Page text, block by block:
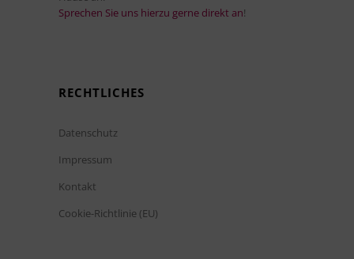
Sprechen Sie uns hierzu gerne direkt an!
RECHTLICHES
Datenschutz
Impressum
Kontakt
Cookie-Richtlinie (EU)